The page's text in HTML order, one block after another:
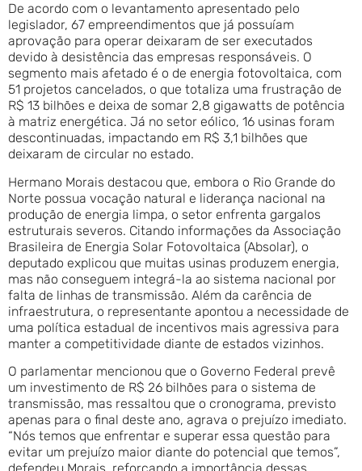
De acordo com o levantamento apresentado pelo
legislador, 67 empreendimentos que já possuíam
aprovação para operar deixaram de ser executados
devido à desistência das empresas responsáveis. O
segmento mais afetado é o de energia fotovoltaica, com
51 projetos cancelados, o que totaliza uma frustração de
R$ 13 bilhões e deixa de somar 2,8 gigawatts de potência
à matriz energética. Já no setor eólico, 16 usinas foram
descontinuadas, impactando em R$ 3,1 bilhões que
deixaram de circular no estado.
Hermano Morais destacou que, embora o Rio Grande do
Norte possua vocação natural e liderança nacional na
produção de energia limpa, o setor enfrenta gargalos
estruturais severos. Citando informações da Associação
Brasileira de Energia Solar Fotovoltaica (Absolar), o
deputado explicou que muitas usinas produzem energia,
mas não conseguem integrá-la ao sistema nacional por
falta de linhas de transmissão. Além da carência de
infraestrutura, o representante apontou a necessidade de
uma política estadual de incentivos mais agressiva para
manter a competitividade diante de estados vizinhos.
O parlamentar mencionou que o Governo Federal prevê
um investimento de R$ 26 bilhões para o sistema de
transmissão, mas ressaltou que o cronograma, previsto
apenas para o final deste ano, agrava o prejuízo imediato.
“Nós temos que enfrentar e superar essa questão para
evitar um prejuízo maior diante do potencial que temos”,